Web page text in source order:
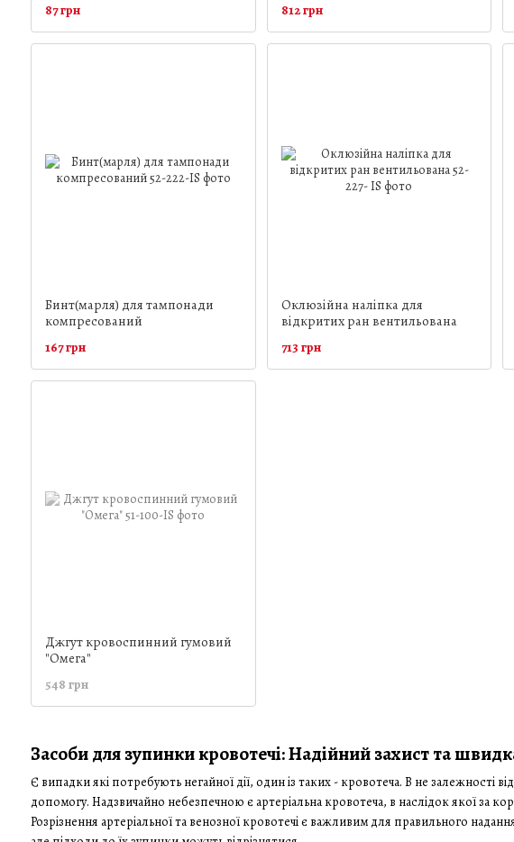
Засоби для зупинки кровотечі: Надійний захист та
Є випадки які потребують негайної дії, один із таких - кровотеча. В не залежності
допомогу. Надзвичайно небезпечною є артеріальна кровотеча, в наслідок якої за
Розрізнення артеріальної та венозної кровотечі є важливим для правильного
87 грн
812 грн
Бинт(марля) для тампонади
компресований
167 грн
Оклюзійна наліпка для
відкритих ран вентильована
713 грн
Джгут кровоспинний гумовий
"Омега"
548 грн